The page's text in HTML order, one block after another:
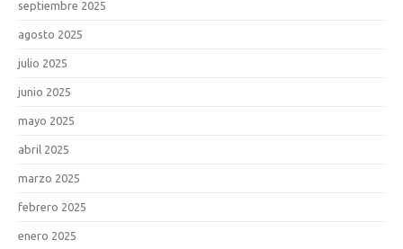
septiembre 2025
agosto 2025
julio 2025
junio 2025
mayo 2025
abril 2025
marzo 2025
febrero 2025
enero 2025